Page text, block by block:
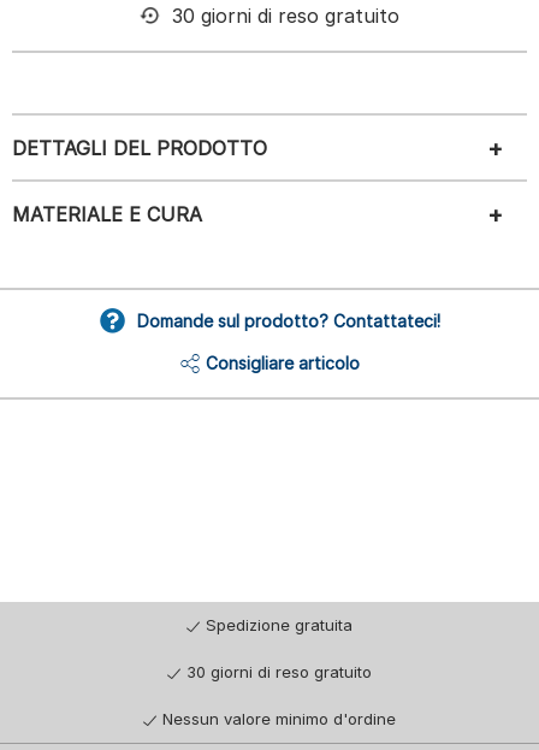
30 giorni di reso gratuito
DETTAGLI DEL PRODOTTO
MATERIALE E CURA
Domande sul prodotto? Contattateci!
Consigliare articolo
Spedizione gratuita
30 giorni di reso gratuito
Nessun valore minimo d'ordine